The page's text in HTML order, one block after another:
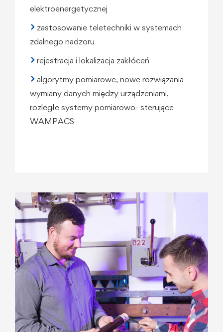
elektroenergetycznej
zastosowanie teletechniki w systemach
zdalnego nadzoru
rejestracja i lokalizacja zakłóceń
algorytmy pomiarowe, nowe rozwiązania
wymiany danych między urządzeniami,
rozległe systemy pomiarowo- sterujące
WAMPACS